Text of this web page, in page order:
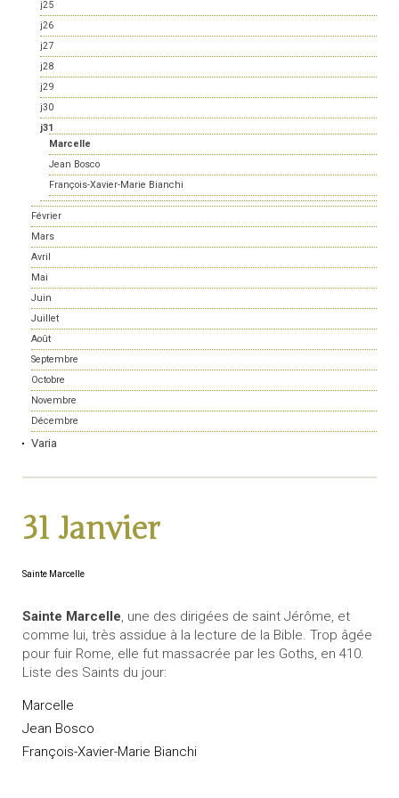
j25
j26
j27
j28
j29
j30
j31
Marcelle
Jean Bosco
François-Xavier-Marie Bianchi
Février
Mars
Avril
Mai
Juin
Juillet
Août
Septembre
Octobre
Novembre
Décembre
Varia
31 Janvier
Sainte Marcelle
Sainte Marcelle, une des dirigées de saint Jérôme, et
comme lui, très assidue à la lecture de la Bible. Trop âgée
pour fuir Rome, elle fut massacrée par les Goths, en 410.
Liste des Saints du jour:
Marcelle
Jean Bosco
François-Xavier-Marie Bianchi